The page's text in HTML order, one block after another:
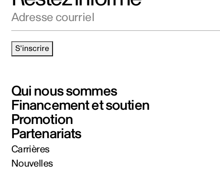
S'inscrire
Qui nous sommes
Financement et soutien
Promotion
Partenariats
Carrières
Nouvelles